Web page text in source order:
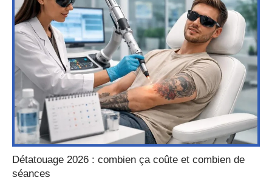
Détatouage 2026 : combien ça coûte et combien de
séances